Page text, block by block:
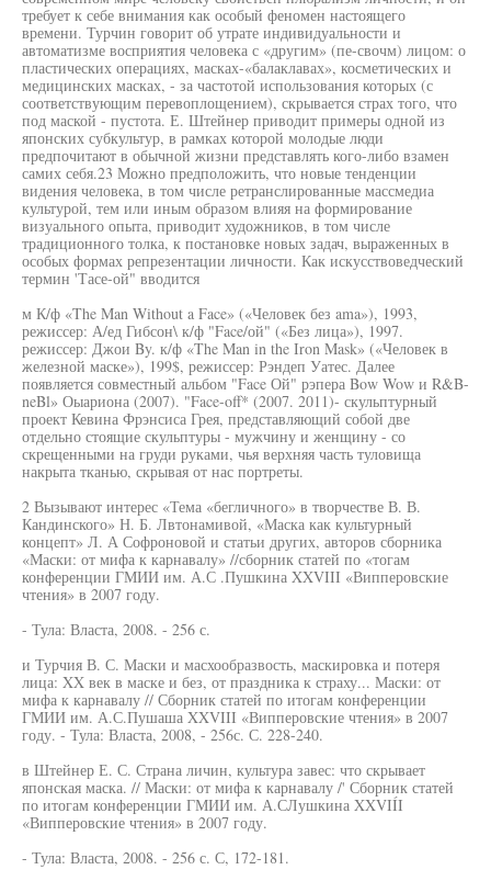
требует к себе внимания как особый феномен настоящего
времени. Турчин говорит об утрате индивидуальности и
автоматизме восприятия человека с «другим» (пе-свочм) лицом: о
пластических операциях, масках-«балаклавах», косметических и
медицинских масках, - за частотой использования которых (с
соответствующим перевоплощением), скрывается страх того, что
под маской - пустота. Е. Штейнер приводит примеры одной из
японских субкультур, в рамках которой молодые люди
предпочитают в обычной жизни представлять кого-либо взамен
самих себя.23 Можно предположить, что новые тенденции
видения человека, в том числе ретранслированные массмедиа
культурой, тем или иным образом влияя на формирование
визуального опыта, приводит художников, в том числе
традиционного толка, к постановке новых задач, выраженных в
особых формах репрезентации личности. Как искусствоведческий
термин 'Тасе-ой" вводится
м К/ф «The Man Without a Face» («Человек без ama»), 1993,
режиссер: А/ед Гибсон\ к/ф "Face/ой" («Без лица»), 1997.
режиссер: Джои By. к/ф «The Man in the Iron Mask» («Человек в
железной маске»), 199$, режиссер: Рэндеп Уатес. Далее
появляется совместный альбом "Face Ой" рэпера Bow Wow и R&B-
neBl» Оыариона (2007). "Face-off* (2007. 2011)- скульптурный
проект Кевина Фрэнсиса Грея, представляющий собой две
отдельно стоящие скульптуры - мужчину и женщину - со
скрещенными на груди руками, чья верхняя часть туловища
накрыта тканью, скрывая от нас портреты.
2 Вызывают интерес «Тема «бегличного» в творчестве В. В.
Кандинского» Н. Б. Лвтонамивой, «Маска как культурный
концепт» Л. А Софроновой и статьи других, авторов сборника
«Маски: от мифа к карнавалу» //сборник статей по «тогам
конференции ГМИИ им. А.С .Пушкина XXVIII «Випперовские
чтения» в 2007 году.
- Тула: Власта, 2008. - 256 с.
и Турчия В. С. Маски и масхообразвость, маскировка и потеря
лица: XX век в маске и без, от праздника к страху... Маски: от
мифа к карнавалу // Сборник статей по итогам конференции
ГМИИ им. А.С.Пушаша XXVIII «Випперовские чтения» в 2007
году. - Тула: Власта, 2008, - 256с. С. 228-240.
в Штейнер Е. С. Страна личин, культура завес: что скрывает
японская маска. // Маски: от мифа к карнавалу /' Сборник статей
по итогам конференции ГМИИ им. А.СЛушкина XXVIÍI
«Випперовские чтения» в 2007 году.
- Тула: Власта, 2008. - 256 с. С, 172-181.